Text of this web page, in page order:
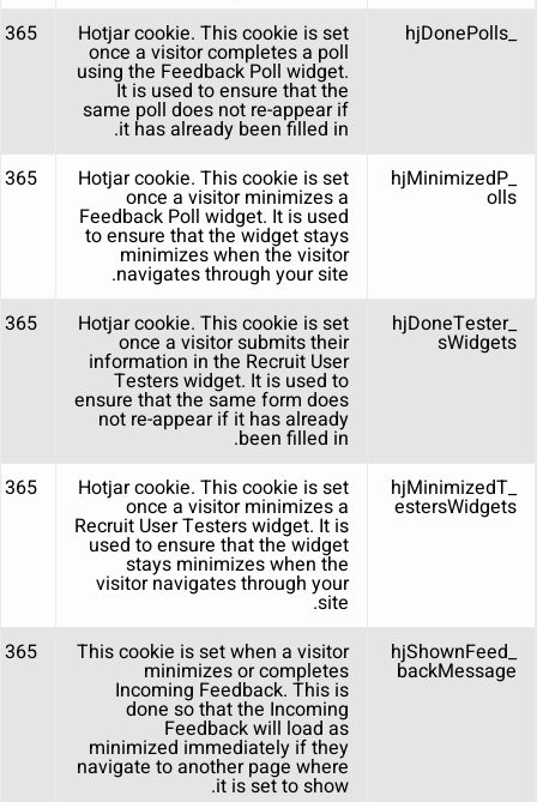
_hjDonePolls
Hotjar cookie. This cookie is set
once a visitor completes a poll
using the Feedback Poll widget.
It is used to ensure that the
same poll does not re-appear if
it has already been filled in.
365 ימים
_hjMinimizedP
olls
Hotjar cookie. This cookie is set
once a visitor minimizes a
Feedback Poll widget. It is used
to ensure that the widget stays
minimizes when the visitor
navigates through your site.
365 days
_hjDoneTester
sWidgets
Hotjar cookie. This cookie is set
once a visitor submits their
information in the Recruit User
Testers widget. It is used to
ensure that the same form does
not re-appear if it has already
been filled in.
365 ימים
_hjMinimizedT
estersWidgets
Hotjar cookie. This cookie is set
once a visitor minimizes a
Recruit User Testers widget. It is
used to ensure that the widget
stays minimizes when the
visitor navigates through your
site.
365 days
_hjShownFeed
backMessage
This cookie is set when a visitor
minimizes or completes
Incoming Feedback. This is
done so that the Incoming
Feedback will load as
minimized immediately if they
navigate to another page where
it is set to show.
365 days